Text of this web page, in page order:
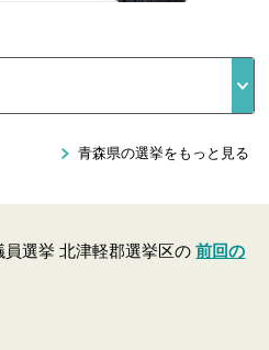
青森県の選挙をもっと見る
員選挙 北津軽郡選挙区の前回の